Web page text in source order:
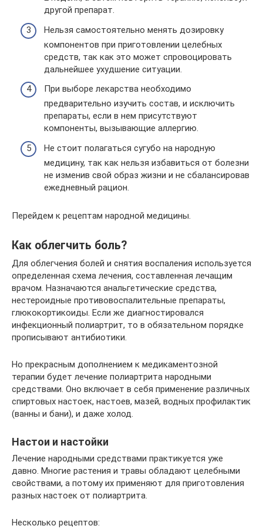
другой препарат.
Нельзя самостоятельно менять дозировку
компонентов при приготовлении целебных
средств, так как это может спровоцировать
дальнейшее ухудшение ситуации.
При выборе лекарства необходимо
предварительно изучить состав, и исключить
препараты, если в нем присутствуют
компоненты, вызывающие аллергию.
Не стоит полагаться сугубо на народную
медицину, так как нельзя избавиться от болезни
не изменив свой образ жизни и не сбалансировав
ежедневный рацион.
Перейдем к рецептам народной медицины.
Как облегчить боль?
Для облегчения болей и снятия воспаления используется
определенная схема лечения, составленная лечащим
врачом. Назначаются анальгетические средства,
нестероидные противовоспалительные препараты,
глюкокортикоиды. Если же диагностировался
инфекционный полиартрит, то в обязательном порядке
прописывают антибиотики.
Но прекрасным дополнением к медикаментозной
терапии будет лечение полиартрита народными
средствами. Оно включает в себя применение различных
спиртовых настоек, настоев, мазей, водных профилактик
(ванны и бани), и даже холод.
Настои и настойки
Лечение народными средствами практикуется уже
давно. Многие растения и травы обладают целебными
свойствами, а потому их применяют для приготовления
разных настоек от полиартрита.
Несколько рецептов: